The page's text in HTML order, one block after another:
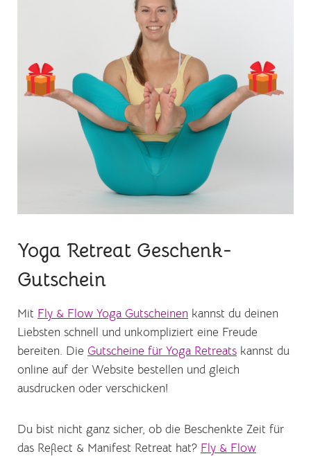
Yoga Retreat Geschenk-
Gutschein
Mit Fly & Flow Yoga Gutscheinen kannst du deinen
Liebsten schnell und unkompliziert eine Freude
bereiten. Die Gutscheine für Yoga Retreats kannst du
online auf der Website bestellen und gleich
ausdrucken oder verschicken!
Du bist nicht ganz sicher, ob die Beschenkte Zeit für
das Reflect & Manifest Retreat hat? Fly & Flow